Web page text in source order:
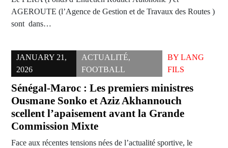
AGEROUTE (l’Agence de Gestion et de Travaux des Routes )
sont dans…
JANUARY 21,
2026
ACTUALITÉ,
FOOTBALL
BY LANG
FILS
Sénégal-Maroc : Les premiers ministres
Ousmane Sonko et Aziz Akhannouch
scellent l’apaisement avant la Grande
Commission Mixte
Face aux récentes tensions nées de l’actualité sportive, le